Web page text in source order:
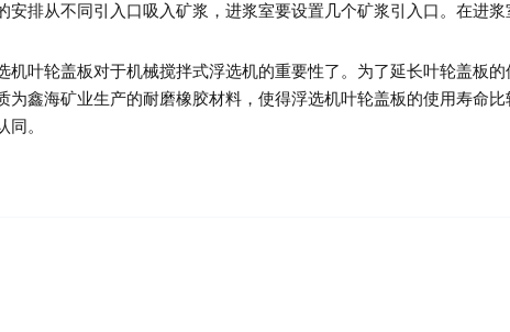
安排从不同引入口吸入矿浆，进浆室要设置几个矿浆引入口。在进浆
叶轮盖板对于机械搅拌式浮选机的重要性了。为了延长叶轮盖板的
鑫海矿业生产的耐磨橡胶材料，使得浮选机叶轮盖板的使用寿命比
。